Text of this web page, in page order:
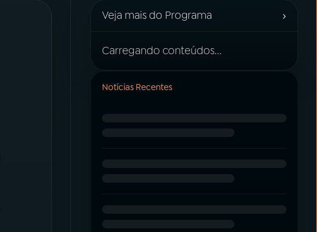
Veja mais do Programa ›
Carregando conteúdos...
Notícias Recentes